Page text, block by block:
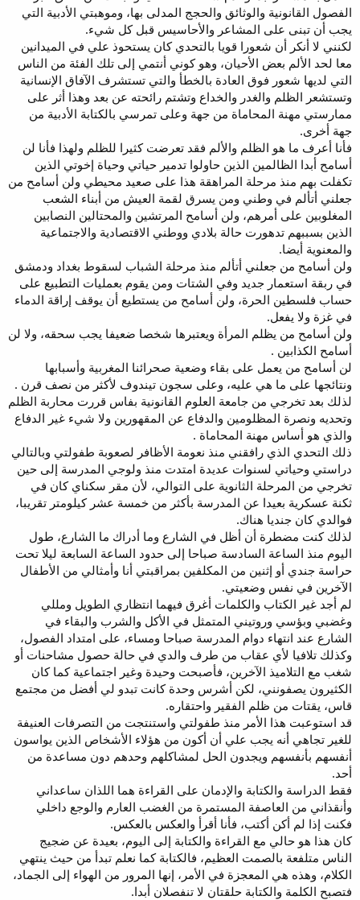
الفصول القانونية والوثائق والحجج المدلى بها، وموهبتي الأدبية التي
يجب أن تبنى على المشاعر والأحاسيس قبل كل شيء.
لكنني لا أنكر أن شعورا قويا بالتحدي كان يستحوذ علي في الميدانين
معا لحد الألم بعض الأحيان، وهو كوني أنتمي إلى تلك الفئة من الناس
التي لديها شعور فوق العادة بالخطأ والتي تستشرف الآفاق الإنسانية
وتستشعر الظلم والغدر والخداع وتشتم رائحته عن بعد وهذا أثر على
ممارستي مهنة المحاماة من جهة وعلى تمرسي بالكتابة الأدبية من
جهة أخرى.
فأنا أعرف ما هو الظلم والألم فقد تعرضت كثيرا للظلم ولهذا فأنا لن
أسامح أبدا الظالمين الذين حاولوا تدمير حياتي وحياة إخوتي الذين
تكفلت بهم منذ مرحلة المراهقة هذا على صعيد محيطي ولن أسامح من
جعلني أتألم في وطني ومن يسرق لقمة العيش من أبناء الشعب
المغلوبين على أمرهم، ولن أسامح المرتشين والمحتالين النصابين
الذين بسببهم تدهورت حالة بلادي ووطني الاقتصادية والاجتماعية
والمعنوية أيضا.
ولن أسامح من جعلني أتألم منذ مرحلة الشباب لسقوط بغداد ودمشق
في ربقة استعمار جديد وفي الشتات ومن يقوم بعمليات التطبيع على
حساب فلسطين الحرة، ولن أسامح من يستطيع أن يوقف إراقة الدماء
في غزة ولا يفعل.
ولن أسامح من يظلم المرأة ويعتبرها شخصا ضعيفا يجب سحقه، ولا لن
أسامح الكذابين .
لن أسامح من يعمل على بقاء وضعية صحرائنا المغربية وأسبابها
ونتائجها على ما هي عليه، وعلى سجون تيندوف لأكثر من نصف قرن .
لذلك بعد تخرجي من جامعة العلوم القانونية بفاس قررت محاربة الظلم
وتحديه ونصرة المظلومين والدفاع عن المقهورين ولا شيء غير الدفاع
والذي هو أساس مهنة المحاماة .
ذلك التحدي الذي رافقني منذ نعومة الأظافر لصعوبة طفولتي وبالتالي
دراستي وحياتي لسنوات عديدة امتدت منذ ولوجي المدرسة إلى حين
تخرجي من المرحلة الثانوية على التوالي، لأن مقر سكناي كان في
ثكنة عسكرية بعيدا عن المدرسة بأكثر من خمسة عشر كيلومتر تقريبا،
فوالدي كان جنديا هناك.
لذلك كنت مضطرة أن أظل في الشارع وما أدراك ما الشارع، طول
اليوم منذ الساعة السادسة صباحا إلى حدود الساعة السابعة ليلا تحت
حراسة جندي أو إثنين من المكلفين بمراقبتي أنا وأمثالي من الأطفال
الآخرين في نفس وضعيتي.
لم أجد غير الكتاب والكلمات أغرق فيهما انتظاري الطويل ومللي
وغضبي وبؤسي وروتيني المتمثل في الأكل والشرب والبقاء في
الشارع عند انتهاء دوام المدرسة صباحا ومساء، على امتداد الفصول،
وكذلك تلافيا لأي عقاب من طرف والدي في حالة حصول مشاحنات أو
شغب مع التلاميذ الآخرين، فأصبحت وحيدة وغير اجتماعية كما كان
الكثيرون يصفونني، لكن أشرس وحدة كانت تبدو لي أفضل من مجتمع
قاس، يقتات من ظلم الفقير واحتقاره.
قد استوعبت هذا الأمر منذ طفولتي واستنتجت من التصرفات العنيفة
للغير تجاهي أنه يجب علي أن أكون من هؤلاء الأشخاص الذين يواسون
أنفسهم بأنفسهم ويجدون الحل لمشاكلهم وحدهم دون مساعدة من
أحد.
فقط الدراسة والكتابة والإدمان على القراءة هما اللذان ساعداني
وأنقذاني من العاصفة المستمرة من الغضب العارم والوجع داخلي
فكنت إذا لم أكن أكتب، فأنا أقرأ والعكس بالعكس.
كان هذا هو حالي مع القراءة والكتابة إلى اليوم، بعيدة عن ضجيج
الناس متلفعة بالصمت العظيم، فالكتابة كما نعلم تبدأ من حيث ينتهي
الكلام، وهذه هي المعجزة في الأمر، إنها المرور من الهواء إلى الجماد،
فتصبح الكلمة والكتابة حلقتان لا تنفصلان أبدا.